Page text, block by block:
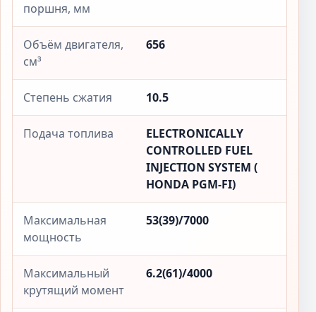
поршня, мм
Объём двигателя,
см³
656
Степень сжатия 10.5
Подача топлива
ELECTRONICALLY
CONTROLLED FUEL
INJECTION SYSTEM (
HONDA PGM-FI)
Максимальная
мощность
53(39)/7000
Максимальный
крутящий момент
6.2(61)/4000